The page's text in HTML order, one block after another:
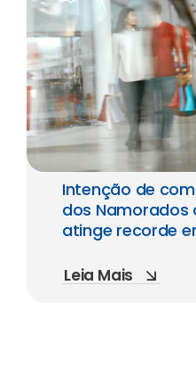
Intenção de
dos Namorados
atinge recorde
Leia Mais